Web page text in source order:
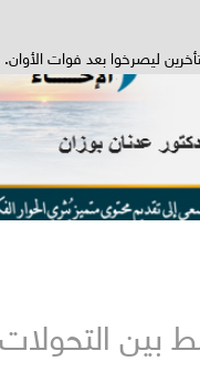
ليصرخوا بعد فوات الأوان.